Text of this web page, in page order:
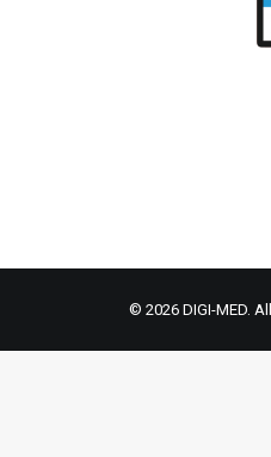
© 2026 DIGI-MED.